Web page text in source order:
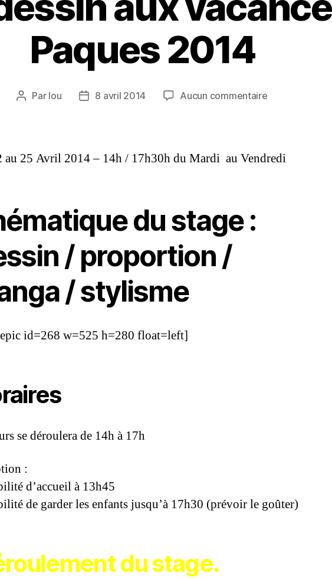
Paques 2014
Par lou 8 avril 2014 Aucun commentaire
au 25 Avril 2014 – 14h / 17h30h du Mardi au Vendredi
du stage :
/ proportion /
/ stylisme
id=268 w=525 h=280 float=left]
se déroulera de 14h à 17h
:
d’accueil à 13h45
de garder les enfants jusqu’à 17h30 (prévoir le goûter)
du stage.